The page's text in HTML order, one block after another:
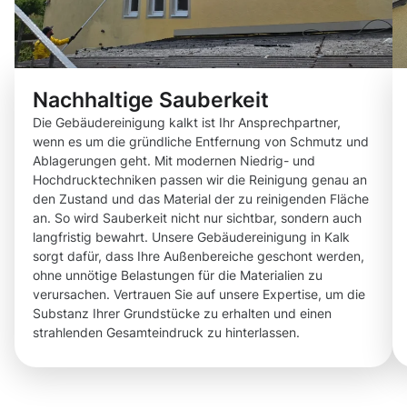
Nachhaltige Sauberkeit
Die Gebäudereinigung kalkt ist Ihr Ansprechpartner,
wenn es um die gründliche Entfernung von Schmutz und
Ablagerungen geht. Mit modernen Niedrig- und
Hochdrucktechniken passen wir die Reinigung genau an
den Zustand und das Material der zu reinigenden Fläche
an. So wird Sauberkeit nicht nur sichtbar, sondern auch
langfristig bewahrt. Unsere Gebäudereinigung in Kalk
sorgt dafür, dass Ihre Außenbereiche geschont werden,
ohne unnötige Belastungen für die Materialien zu
verursachen. Vertrauen Sie auf unsere Expertise, um die
Substanz Ihrer Grundstücke zu erhalten und einen
strahlenden Gesamteindruck zu hinterlassen.